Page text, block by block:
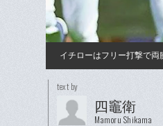
イチローはフリー打撃で両
text by
四竈衛
Mamoru Shikama